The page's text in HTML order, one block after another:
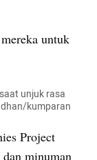
untuk
unjuk rasa
kumparan
Project
minuman